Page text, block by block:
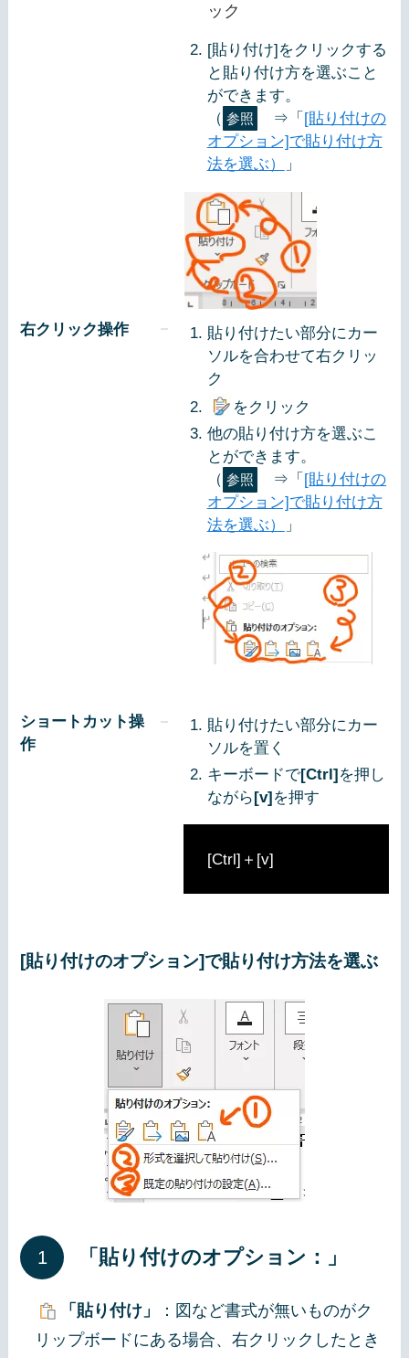
ック
[貼り付け]をクリックする
と貼り付け方を選ぶこと
ができます。
（ 参照 ⇒「 [貼り付けの
オプション]で貼り付け方
法を選ぶ）
」
右クリック操作
貼り付けたい部分にカー
ソルを合わせて右クリッ
ク
をクリック
他の貼り付け方を選ぶこ
とができます。
（ 参照 ⇒「 [貼り付けの
オプション]で貼り付け方
法を選ぶ）
」
ショートカット操
作
貼り付けたい部分にカー
ソルを置く
キーボードで[Ctrl] を押し
ながら [v] を押す
[Ctrl]＋[v]
[貼り付けのオプション]で貼り付け方法を選ぶ
「貼り付けのオプション：」
「貼り付け」
：図など書式が無いものがク
リップボードにある場合、右クリックしたとき